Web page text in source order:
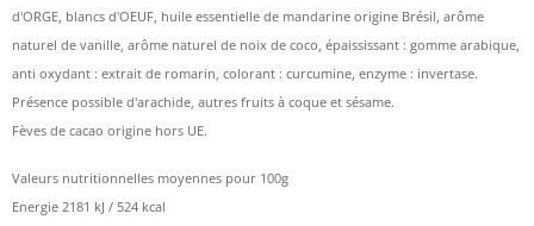
d'ORGE, blancs d'OEUF, huile essentielle de mandarine origine Brésil, arôme
naturel de vanille, arôme naturel de noix de coco, épaississant : gomme arabique,
anti oxydant : extrait de romarin, colorant : curcumine, enzyme : invertase.
Présence possible d'arachide, autres fruits à coque et sésame.
Fèves de cacao origine hors UE.
Valeurs nutritionnelles moyennes pour 100g
Energie 2181 kJ / 524 kcal